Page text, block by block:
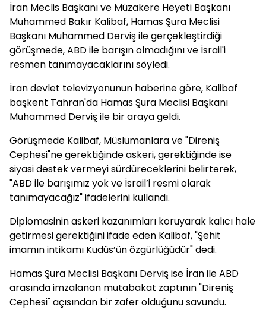
İran Meclis Başkanı ve Müzakere Heyeti Başkanı
Muhammed Bakır Kalibaf, Hamas Şura Meclisi
Başkanı Muhammed Derviş ile gerçekleştirdiği
görüşmede, ABD ile barışın olmadığını ve İsrail'i
resmen tanımayacaklarını söyledi.
İran devlet televizyonunun haberine göre, Kalibaf
başkent Tahran'da Hamas Şura Meclisi Başkanı
Muhammed Derviş ile bir araya geldi.
Görüşmede Kalibaf, Müslümanlara ve "Direniş
Cephesi"ne gerektiğinde askeri, gerektiğinde ise
siyasi destek vermeyi sürdüreceklerini belirterek,
"ABD ile barışımız yok ve İsrail’i resmi olarak
tanımayacağız" ifadelerini kullandı.
Diplomasinin askeri kazanımları koruyarak kalıcı hale
getirmesi gerektiğini ifade eden Kalibaf, "Şehit
imamın intikamı Kudüs’ün özgürlüğüdür" dedi.
Hamas Şura Meclisi Başkanı Derviş ise İran ile ABD
arasında imzalanan mutabakat zaptının "Direniş
Cephesi" açısından bir zafer olduğunu savundu.